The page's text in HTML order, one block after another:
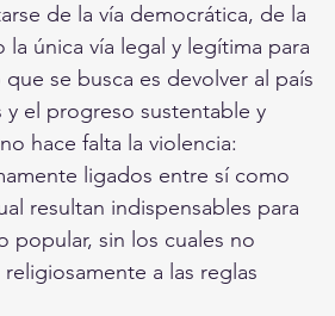
de la vía democrática, de la
única vía legal y legítima para
se busca es devolver al país
el progreso sustentable y
hace falta la violencia:
ligados entre sí como
resultan indispensables para
popular, sin los cuales no
a las reglas